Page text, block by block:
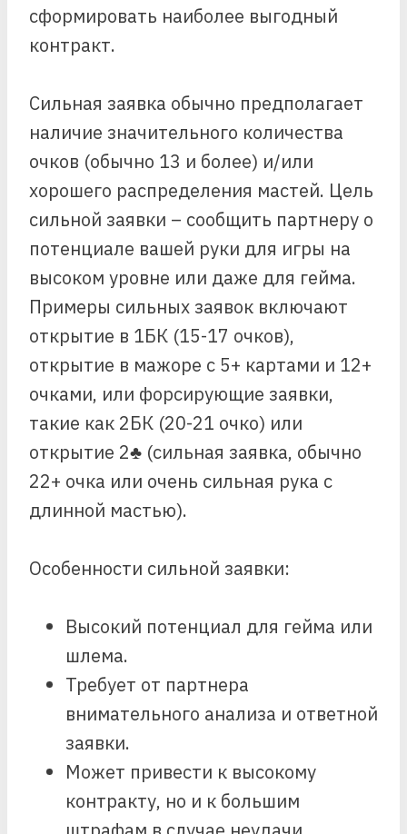
сформировать наиболее выгодный
контракт.
Сильная заявка обычно предполагает
наличие значительного количества
очков (обычно 13 и более) и/или
хорошего распределения мастей. Цель
сильной заявки – сообщить партнеру о
потенциале вашей руки для игры на
высоком уровне или даже для гейма.
Примеры сильных заявок включают
открытие в 1БК (15-17 очков),
открытие в мажоре с 5+ картами и 12+
очками, или форсирующие заявки,
такие как 2БК (20-21 очко) или
открытие 2♣ (сильная заявка, обычно
22+ очка или очень сильная рука с
длинной мастью).
Особенности сильной заявки:
Высокий потенциал для гейма или
шлема.
Требует от партнера
внимательного анализа и ответной
заявки.
Может привести к высокому
контракту, но и к большим